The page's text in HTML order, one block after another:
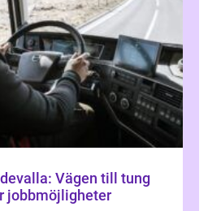
Vägen till tung
jobbmöjligheter